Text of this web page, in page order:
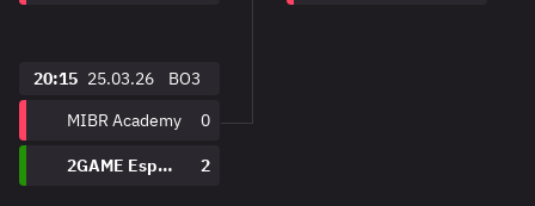
20:15 25.03.26
BO3
MIBR Academy
0
2GAME Esports 2